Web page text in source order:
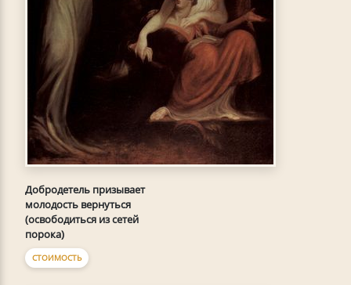
Добродетель призывает
молодость вернуться
(освободиться из сетей
порока)
СТОИМОСТЬ